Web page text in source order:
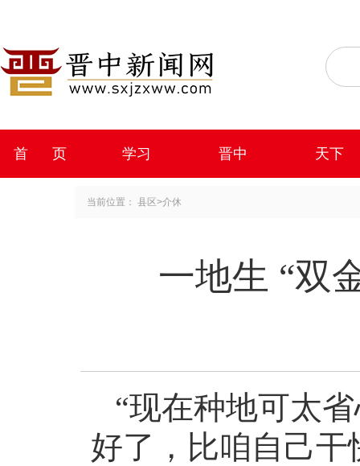
首 页 学习 晋中 天下
当前位置： 县区>介休
一地生 “双
“现在种地可太
好了，比咱自己干